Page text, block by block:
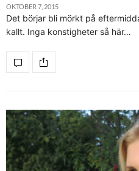
OKTOBER 7, 2015
Det börjar bli mörkt på
kallt. Inga konstigheter så här…